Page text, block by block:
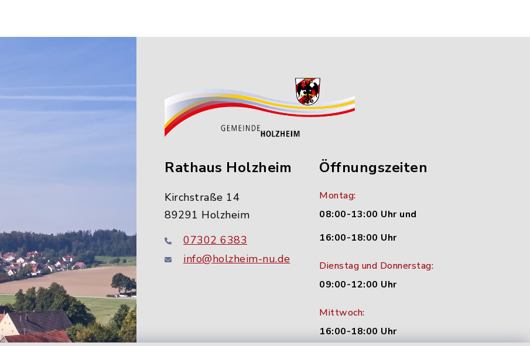
Rathaus Holzheim
Kirchstraße 14
89291 Holzheim
07302 6383
info@holzheim-nu.de
Öffnungszeiten
Montag:
08:00-13:00 Uhr und
16:00-18:00 Uhr
Dienstag und Donnerstag:
09:00-12:00 Uhr
Mittwoch:
16:00-18:00 Uhr